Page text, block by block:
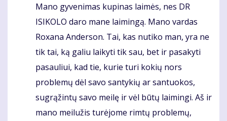
Komentaras
Mano gyvenimas kupinas laimės, nes DR
ISIKOLO daro mane laimingą. Mano vardas
Roxana Anderson. Tai, kas nutiko man, yra ne
tik tai, ką galiu laikyti tik sau, bet ir pasakyti
pasauliui, kad tie, kurie turi kokių nors
problemų dėl savo santykių ar santuokos,
sugrąžintų savo meilę ir vėl būtų laimingi. Aš ir
mano meilužis turėjome rimtų problemų,